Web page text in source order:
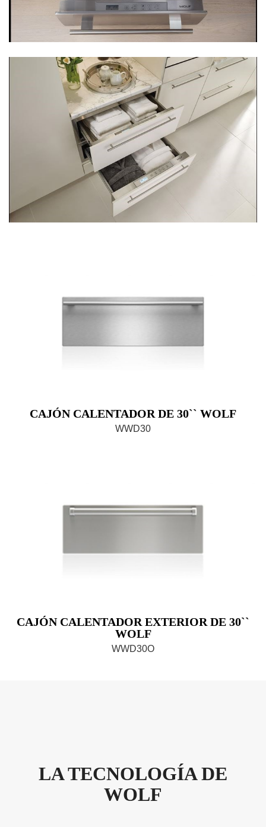
CAJÓN CALENTADOR DE 30`` WOLF
WWD30
CAJÓN CALENTADOR EXTERIOR DE 30``
WOLF
WWD30O
LA TECNOLOGÍA DE
WOLF